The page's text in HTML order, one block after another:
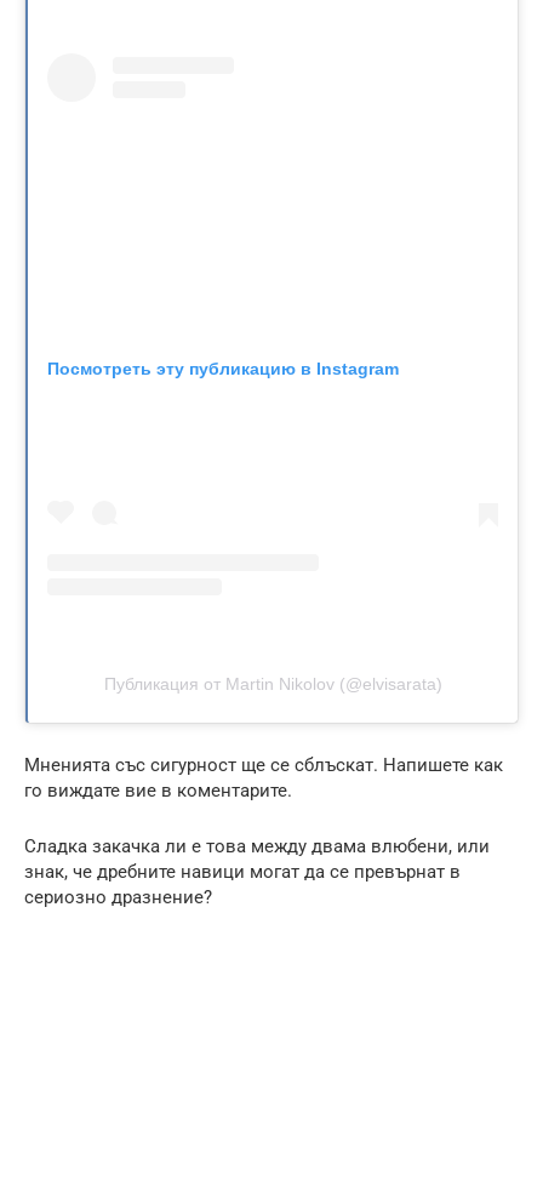
Посмотреть эту публикацию в Instagram
Публикация от Martin Nikolov (@elvisarata)
Мненията със сигурност ще се сблъскат. Напишете как
го виждате вие в коментарите.
Сладка закачка ли е това между двама влюбени, или
знак, че дребните навици могат да се превърнат в
сериозно дразнение?